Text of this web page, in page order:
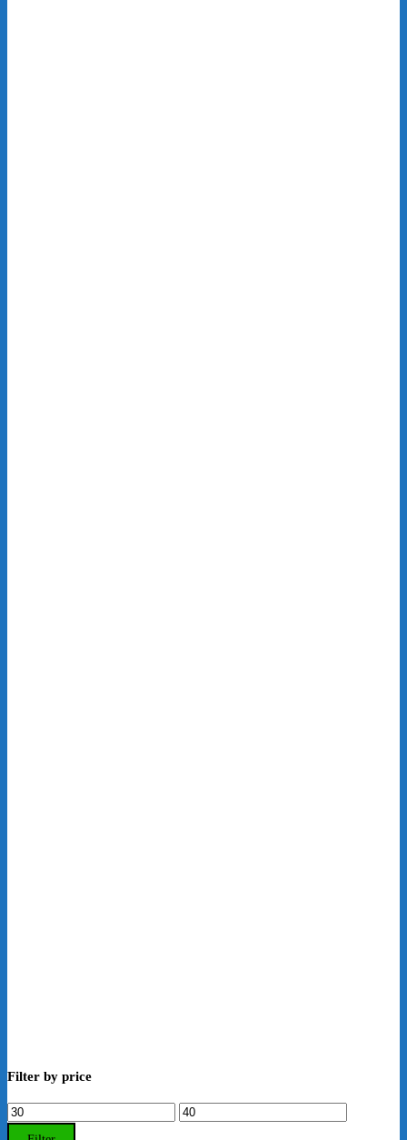
Filter by price
Min.
Preis
Max.